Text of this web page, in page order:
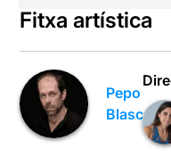
Fitxa artística
Pepo
Blasco